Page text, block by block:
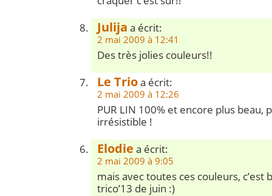
Julija a écrit:
2 mai 2009 à 12:41
Des très jolies couleurs!!
Le Trioa écrit:
2 mai 2009 à 12:26
PUR LIN 100% et encore plus beau,
irrésistible !
Elodie a écrit:
2 mai 2009 à 9:05
mais avec toutes ces couleurs, c’est
trico’13 de juin :)